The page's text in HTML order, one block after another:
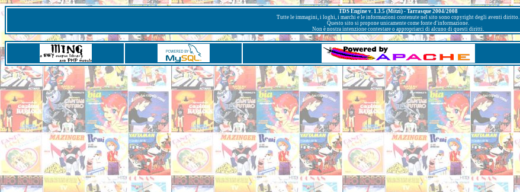
TDS Engine v. 1.3.5 (Mitzi) - Tarrasque 2004/2008
Tutte le immagini, i loghi, i marchi e le informazioni contenute nel sito sono copyright degli aventi diritto.
Questo sito si propone unicamente come fonte d'informazione.
Non è nostra intenzione contestare o appropriarci di alcuno di questi diritti.